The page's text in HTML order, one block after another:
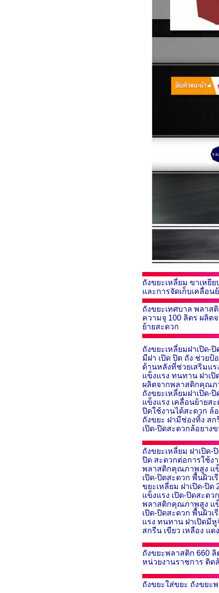
ถังขยะเหลี่ยม ขาเหยี
และการจัดเก็บเคลื่อน
ถังขยะเทศบาล พลาส
ความจุ 100 ลิตร ผลิต
ย้ายสะดวก
ถังขยะเหลี่ยมฝาเปิด-
มีฝา เปิด ปิด ถัง ช่วย
ด้านหลังที่ช่วยเสริมแร
แข็งแรง ทนทาน ฝาเ
ผลิตจากพลาสติกคุณภ
ถังขยะเหลี่ยมฝาเปิด-
แข็งแรง เคลื่อนย้ายส
ปิดใช้งานได้สะดวก ล้
ถังขยะ ฝามีช่องทิ้ง สก
เปิด-ปิดสะดวกล้อยาง
ถังขยะเหลี่ยม ฝาเปิด-
ปิด สะดวกต่อการใช้ง
พลาสติกคุณภาพสูง แ
เปิด-ปิดสะดวก พื้นผิว
ขยะเหลี่ยม ฝาเปิด-ปิ
แข็งแรง เปิด-ปิดสะด
พลาสติกคุณภาพสูง แข็
เปิด-ปิดสะดวก พื้นผิว
แรง ทนทาน ฝาเปิดมี
สกรีน เขียว เหลือง แด
ถังขยะพลาสติก 660ลิ
หน่วยงานราชการ ติด
ถังขยะใส่ขยะ ถังขย